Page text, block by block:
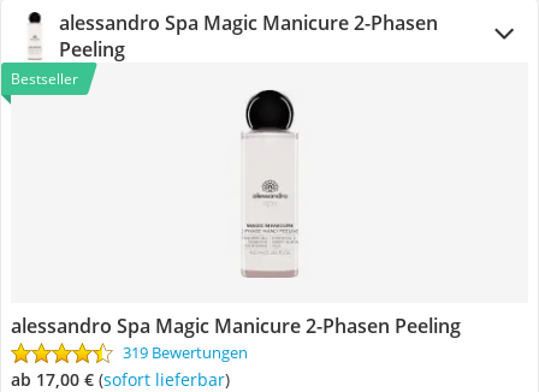
alessandro Spa Magic Manicure 2-Phasen
Peeling
Bestseller
alessandro Spa Magic Manicure 2-Phasen Peeling
319 Bewertungen
ab 17,00 € ( Sofort lieferbar)